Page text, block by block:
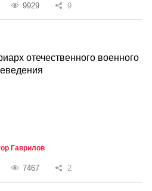
9929 9
отечественного военного
Гаврилов
7467 2